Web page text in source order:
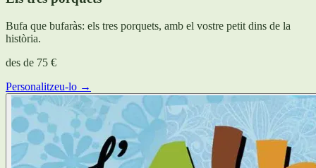
Bufa que bufaràs: els tres porquets, amb el vostre petit dins de la
història.
des de 75 €
Personalitzeu-lo →